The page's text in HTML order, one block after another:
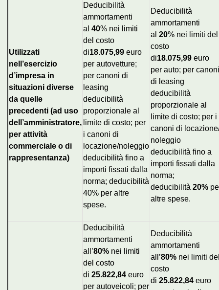
Utilizzati
nell’esercizio
d’impresa in
situazioni diverse
da quelle
precedenti (ad uso
dell’amministratore,
per attività
commerciale o di
rappresentanza)
Deducibilità
ammortamenti
al 40% nei limiti
del costo
di18.075,99 euro
per autovetture;
per canoni di
leasing
deducibilità
proporzionale al
limite di costo; per
i canoni di
locazione/noleggio
deducibilità fino a
importi fissati dalla
norma; deducibilità
40% per altre
spese.
Deducibilità
ammortamenti
al 20% nei limiti del
costo
di18.075,99 euro
per auto; per canoni
di leasing
deducibilità
proporzionale al
limite di costo; per i
canoni di
noleggio
deducibilità fino a
importi fissati dalla
norma;
deducibilità 20%
altre spese.
Deducibilità
ammortamenti
all’80% nei limiti
del costo
di 25.822,84 euro
per autoveicoli; per
Deducibilità
ammortamenti
all’80% nei limiti
costo
di 25.822,84 euro